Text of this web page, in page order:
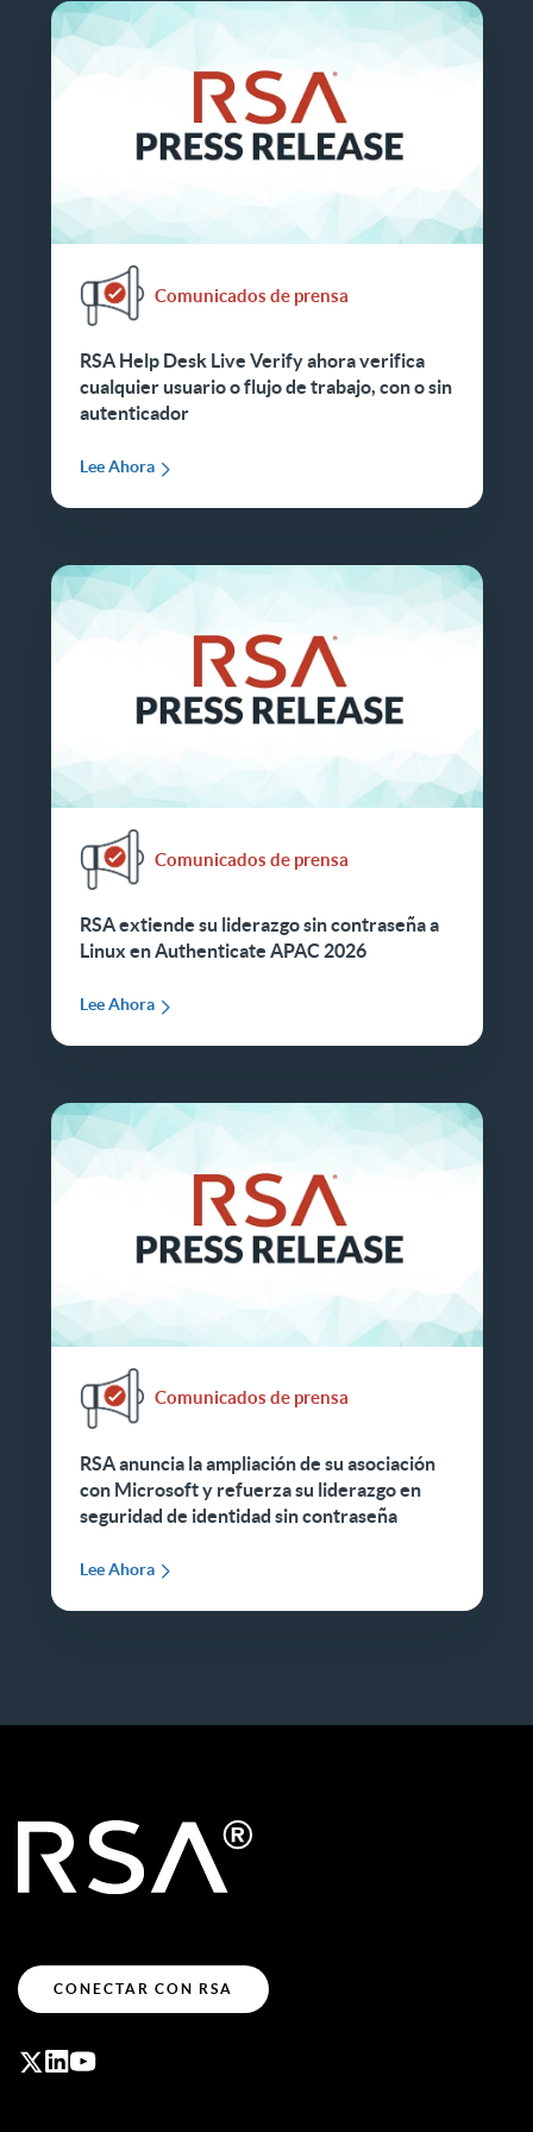
Comunicados de prensa
RSA Help Desk Live Verify ahora verifica
cualquier usuario o flujo de trabajo, con o sin
autenticador
Lee Ahora
Comunicados de prensa
RSA extiende su liderazgo sin contraseña a
Linux en Authenticate APAC 2026
Lee Ahora
Comunicados de prensa
RSA anuncia la ampliación de su asociación
con Microsoft y refuerza su liderazgo en
seguridad de identidad sin contraseña
Lee Ahora
CONECTAR CON RSA